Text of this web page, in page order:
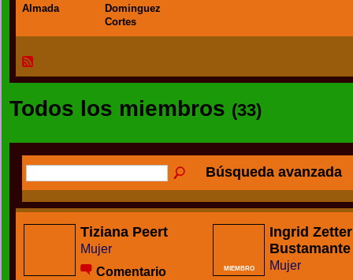
Almada
Dominguez
Cortes
Todos los miembros (33)
Búsqueda avanzada
Tiziana Peert
Mujer
Comentario
MIEMBRO
Ingrid
Bustamante
Mujer